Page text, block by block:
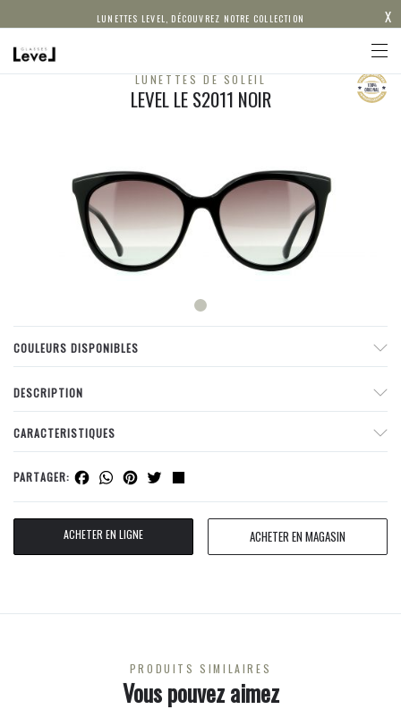
LUNETTES LEVEL, DÉCOUVREZ NOTRE COLLECTION X
LUNETTES DE SOLEIL
LEVEL LE S2011 NOIR
COULEURS DISPONIBLES
DESCRIPTION
CARACTERISTIQUES
PARTAGER: Facebook
WhatsApp
Pinterest
Twitter
ACHETER EN LIGNE ACHETER EN MAGASIN
PRODUITS SIMILAIRES
Vous pouvez aimez